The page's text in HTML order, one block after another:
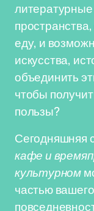
еду, и
искусства,
объединить
чтобы
пользы?
Сегодняшняя
кафе и
культурном
частью